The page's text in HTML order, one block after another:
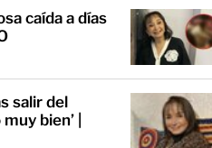
caída a días
salir del
bien’ |